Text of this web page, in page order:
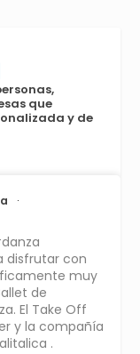
que
y de
·
disfrutar con
muy
de
El Take Off
y la compañía
.